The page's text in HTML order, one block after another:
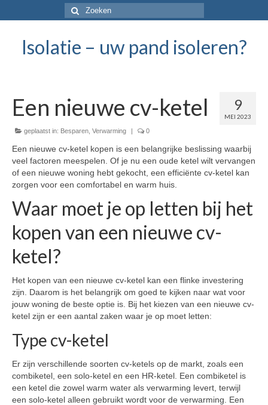
Isolatie – uw pand isoleren?
9
MEI 2023
Een nieuwe cv-ketel
geplaatst in: Besparen Verwarming | 0
Een nieuwe cv-ketel kopen is een belangrijke beslissing waarbij
veel factoren meespelen. Of je nu een oude ketel wilt vervangen
of een nieuwe woning hebt gekocht, een efficiënte cv-ketel kan
zorgen voor een comfortabel en warm huis.
Waar moet je op letten bij het
kopen van een nieuwe cv-
ketel?
Het kopen van een nieuwe cv-ketel kan een flinke investering
zijn. Daarom is het belangrijk om goed te kijken naar wat voor
jouw woning de beste optie is. Bij het kiezen van een nieuwe cv-
ketel zijn er een aantal zaken waar je op moet letten:
Type cv-ketel
Er zijn verschillende soorten cv-ketels op de markt, zoals een
combiketel, een solo-ketel en een HR-ketel. Een combiketel is
een ketel die zowel warm water als verwarming levert, terwijl
een solo-ketel alleen gebruikt wordt voor de verwarming. Een